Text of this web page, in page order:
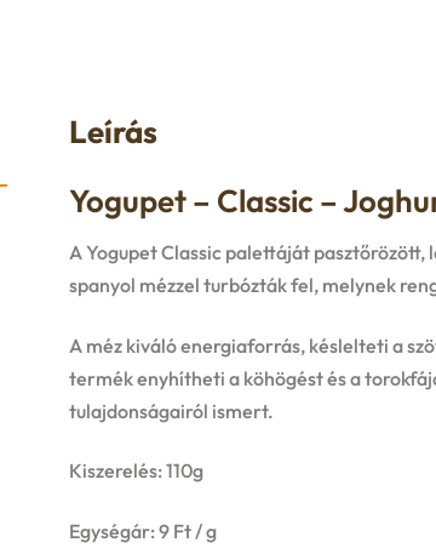
Leírás
Yogupet – Classic –
A Yogupet Classic palettáját
spanyol mézzel turbózták fel, melynek
A méz kiváló energiaforrás, késlelteti a
termék enyhítheti a köhögést és a
tulajdonságairól ismert.
Kiszerelés: 110g
Egységár: 9 Ft / g